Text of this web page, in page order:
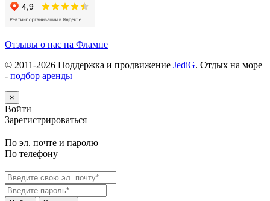
Отзывы о нас на Флампе
© 2011-2026 Поддержка и продвижение JediG. Отдых на море
- подбор аренды
×
Войти
Зарегистрироваться
По эл. почте и паролю
По телефону